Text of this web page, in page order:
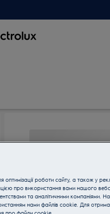
роботи сайту, а також у
про використання вами нашого
та аналітичними компаніями.
нами файлів cookie. Для